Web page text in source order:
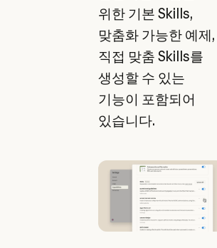
위한 기본 Skills,
맞춤화 가능한 예제,
직접 맞춤 Skills를
생성할 수 있는
기능이 포함되어
있습니다.